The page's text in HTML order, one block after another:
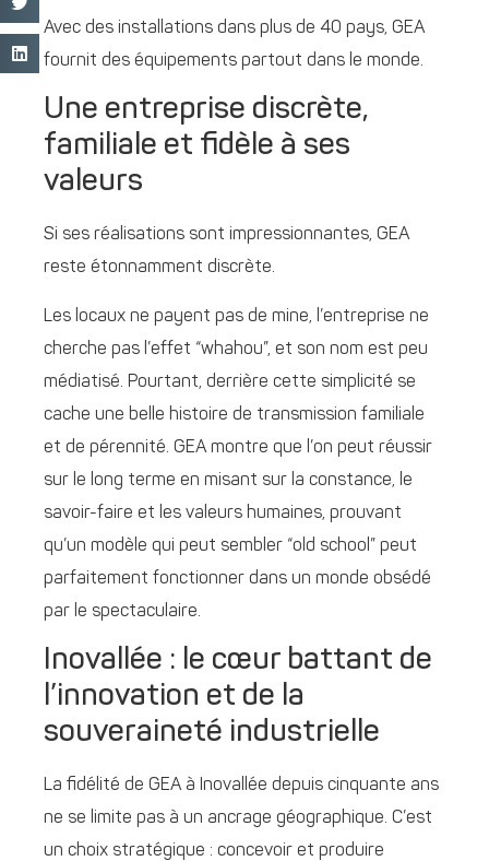
Avec des installations dans plus de 40 pays, GEA
fournit des équipements partout dans le monde.
Une entreprise discrète,
familiale et fidèle à ses
valeurs
Si ses réalisations sont impressionnantes, GEA
reste étonnamment discrète.
Les locaux ne payent pas de mine, l’entreprise ne
cherche pas l’effet “whahou”, et son nom est peu
médiatisé. Pourtant, derrière cette simplicité se
cache une belle histoire de transmission familiale
et de pérennité. GEA montre que l’on peut réussir
sur le long terme en misant sur la constance, le
savoir-faire et les valeurs humaines, prouvant
qu’un modèle qui peut sembler “old school” peut
parfaitement fonctionner dans un monde obsédé
par le spectaculaire.
Inovallée : le cœur battant de
l’innovation et de la
souveraineté industrielle
La fidélité de GEA à Inovallée depuis cinquante ans
ne se limite pas à un ancrage géographique. C’est
un choix stratégique : concevoir et produire